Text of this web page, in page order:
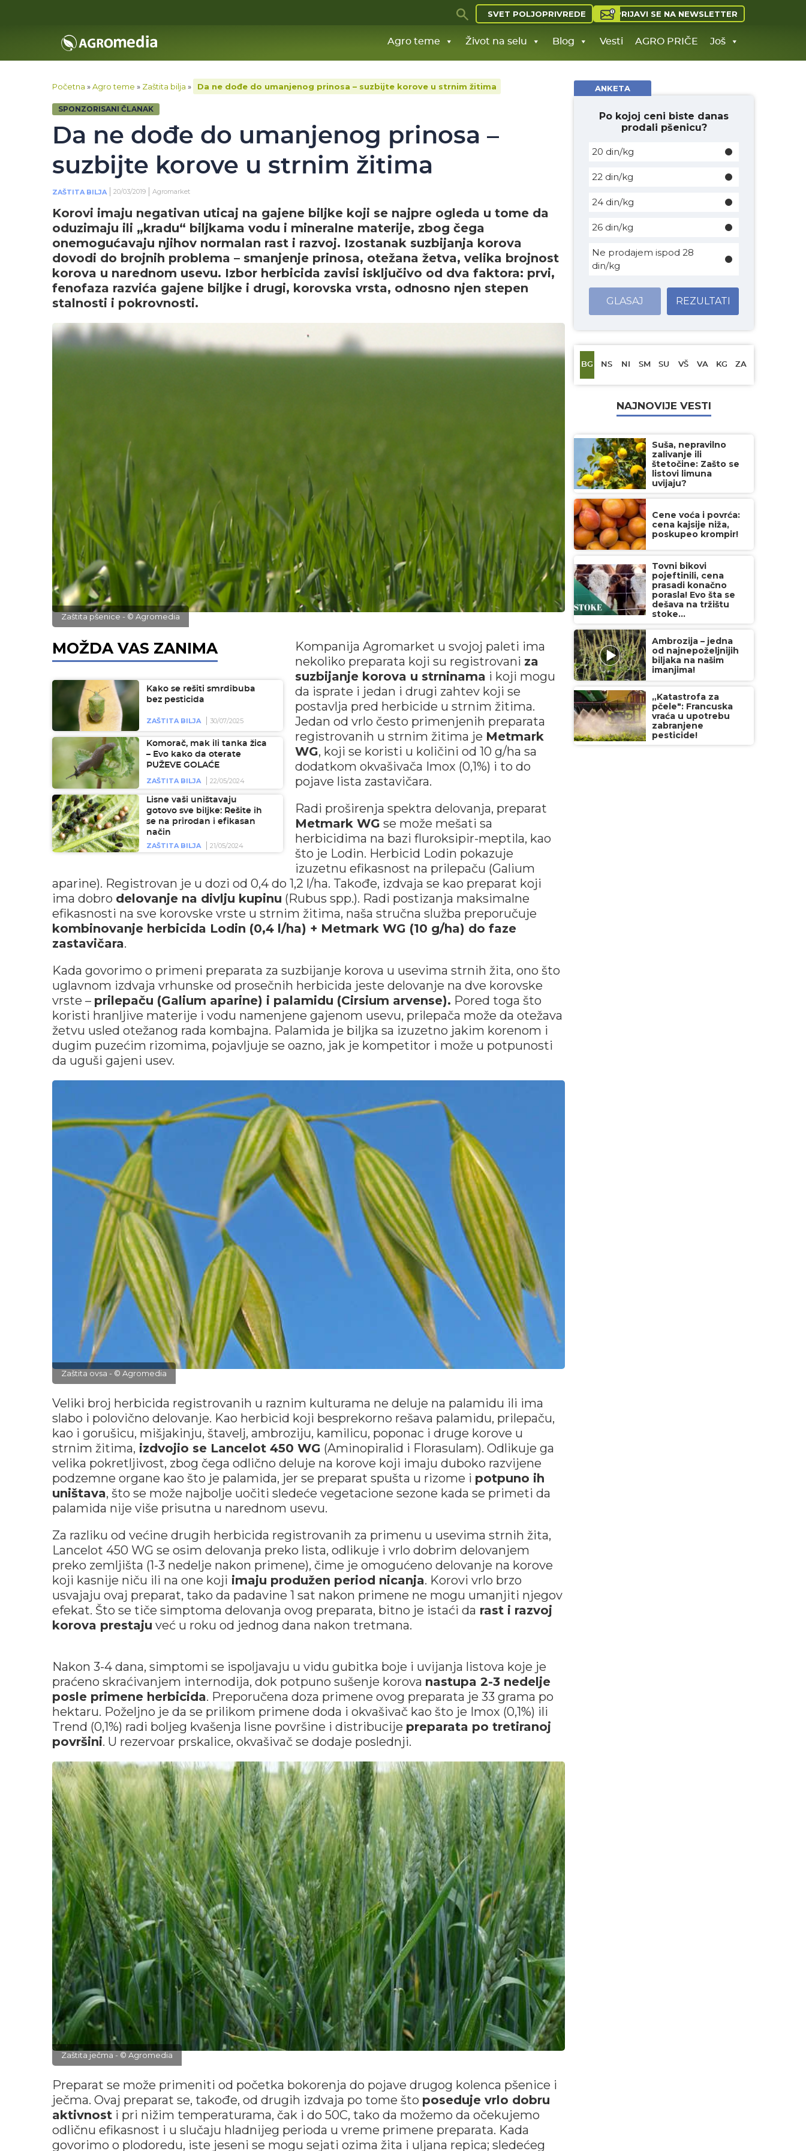
SVET POLJOPRIVREDE PRIJAVI SE NA NEWSLETTER
Agro teme Život na selu Blog Vesti AGRO PRIČE Još
Početna »Agro teme » Zaštita bilja » Da ne dođe do umanjenog prinosa – suzbijte korove u strnim žitima
SPONZORISANI ČLANAK
Da ne dođe do umanjenog prinosa –
suzbijte korove u strnim žitima
ZAŠTITA BILJA 20/03/2019 Agromarket
Korovi imaju negativan uticaj na gajene biljke koji se najpre ogleda u tome da
oduzimaju ili „kradu“ biljkama vodu i mineralne materije, zbog čega
onemogućavaju njihov normalan rast i razvoj. Izostanak suzbijanja korova
dovodi do brojnih problema – smanjenje prinosa, otežana žetva, velika brojnost
korova u narednom usevu. Izbor herbicida zavisi isključivo od dva faktora: prvi,
fenofaza razvića gajene biljke i drugi, korovska vrsta, odnosno njen stepen
stalnosti i pokrovnosti.
Zaštita pšenice - © Agromedia
MOŽDA VAS ZANIMA
Kako se rešiti smrdibuba
bez pesticida
ZAŠTITA BILJA 30/07/2025
Komorač, mak ili tanka žica
– Evo kako da oterate
PUŽEVE GOLAĆE
ZAŠTITA BILJA
22/05/2024
Lisne vaši uništavaju
gotovo sve biljke: Rešite ih
se na prirodan i efikasan
način
ZAŠTITA BILJA
21/05/2024
Kompanija Agromarket u svojoj paleti ima
nekoliko preparata koji su registrovani za
suzbijanje korova u strninama i koji mogu
da isprate i jedan i drugi zahtev koji se
postavlja pred herbicide u strnim žitima.
Jedan od vrlo često primenjenih preparata
registrovanih u strnim žitima je Metmark
WG, koji se koristi u količini od 10 g/ha sa
dodatkom okvašivača Imox (0,1%) i to do
pojave lista zastavičara.
Radi proširenja spektra delovanja, preparat
Metmark WG se može mešati sa
herbicidima na bazi fluroksipir-meptila, kao
što je Lodin. Herbicid Lodin pokazuje
izuzetnu efikasnost na prilepaču (Galium
aparine). Registrovan je u dozi od 0,4 do 1,2 l/ha. Takođe, izdvaja se kao preparat koji
ima dobro delovanje na divlju kupinu (Rubus spp.). Radi postizanja maksimalne
efikasnosti na sve korovske vrste u strnim žitima, naša stručna služba preporučuje
kombinovanje herbicida Lodin (0,4 l/ha) + Metmark WG (10 g/ha) do faze
zastavičara.
Kada govorimo o primeni preparata za suzbijanje korova u usevima strnih žita, ono što
uglavnom izdvaja vrhunske od prosečnih herbicida jeste delovanje na dve korovske
vrste – prilepaču (Galium aparine) i palamidu (Cirsium arvense). Pored toga što
koristi hranljive materije i vodu namenjene gajenom usevu, prilepača može da otežava
žetvu usled otežanog rada kombajna. Palamida je biljka sa izuzetno jakim korenom i
dugim puzećim rizomima, pojavljuje se oazno, jak je kompetitor i može u potpunosti
da uguši gajeni usev.
Zaštita ovsa - © Agromedia
Veliki broj herbicida registrovanih u raznim kulturama ne deluje na palamidu ili ima
slabo i polovično delovanje. Kao herbicid koji besprekorno rešava palamidu, prilepaču,
kao i gorušicu, mišjakinju, štavelj, ambroziju, kamilicu, poponac i druge korove u
strnim žitima, izdvojio se Lancelot 450 WG (Aminopiralid i Florasulam). Odlikuje ga
velika pokretljivost, zbog čega odlično deluje na korove koji imaju duboko razvijene
podzemne organe kao što je palamida, jer se preparat spušta u rizome i potpuno ih
uništava, što se može najbolje uočiti sledeće vegetacione sezone kada se primeti da
palamida nije više prisutna u narednom usevu.
Za razliku od većine drugih herbicida registrovanih za primenu u usevima strnih žita,
Lancelot 450 WG se osim delovanja preko lista, odlikuje i vrlo dobrim delovanjem
preko zemljišta (1-3 nedelje nakon primene), čime je omogućeno delovanje na korove
koji kasnije niču ili na one koji imaju produžen period nicanja. Korovi vrlo brzo
usvajaju ovaj preparat, tako da padavine 1 sat nakon primene ne mogu umanjiti njegov
efekat. Što se tiče simptoma delovanja ovog preparata, bitno je istaći da rast i razvoj
korova prestaju već u roku od jednog dana nakon tretmana.
Nakon 3-4 dana, simptomi se ispoljavaju u vidu gubitka boje i uvijanja listova koje je
praćeno skraćivanjem internodija, dok potpuno sušenje korova nastupa 2-3 nedelje
posle primene herbicida. Preporučena doza primene ovog preparata je 33 grama po
hektaru. Poželjno je da se prilikom primene doda i okvašivač kao što je Imox (0,1%) ili
Trend (0,1%) radi boljeg kvašenja lisne površine i distribucije preparata po tretiranoj
površini. U rezervoar prskalice, okvašivač se dodaje poslednji.
Zaštita ječma - © Agromedia
Preparat se može primeniti od početka bokorenja do pojave drugog kolenca pšenice i
ječma. Ovaj preparat se, takođe, od drugih izdvaja po tome što poseduje vrlo dobru
aktivnost i pri nižim temperaturama, čak i do 50C, tako da možemo da očekujemo
odličnu efikasnost i u slučaju hladnijeg perioda u vreme primene preparata. Kada
govorimo o plodoredu, iste jeseni se mogu sejati ozima žita i uljana repica; sledećeg
ANKETA
Po kojoj ceni biste danas
prodali pšenicu?
20 din/kg
22 din/kg
24 din/kg
26 din/kg
Ne prodajem ispod 28
din/kg
GLASAJ REZULTATI
BG NS NI SM SU VŠ VA KG ZA
NAJNOVIJE VESTI
Suša, nepravilno
zalivanje ili
štetočine: Zašto se
listovi limuna
uvijaju?
Cene voća i povrća:
cena kajsije niža,
poskupeo krompir!
Tovni bikovi
pojeftinili, cena
prasadi konačno
porasla! Evo šta se
dešava na tržištu
stoke...
Ambrozija – jedna
od najnepoželjnijih
biljaka na našim
imanjima!
„Katastrofa za
pčele": Francuska
vraća u upotrebu
zabranjene
pesticide!